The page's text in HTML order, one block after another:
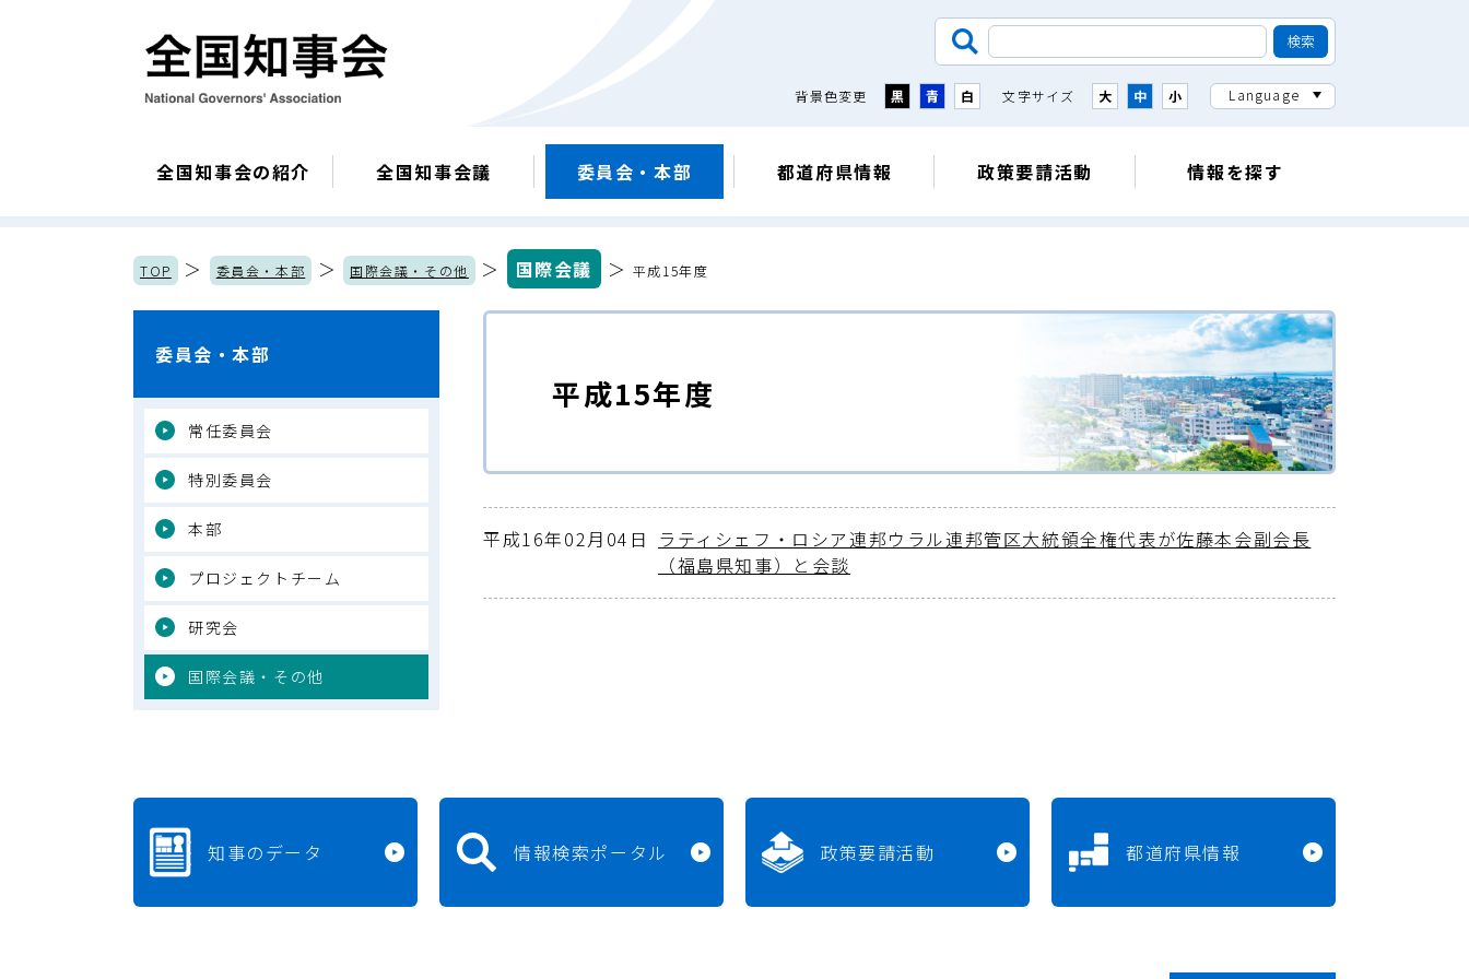
背景色変更 黒 青 白 文字サイズ 大 中 小 Language
全国知事会の紹介 全国知事会議 委員会・本部 都道府県情報 政策要請活動 情報を探す
TOP ＞ 委員会・本部 ＞ 国際会議・その他 ＞ 国際会議 ＞ 平成15年度
平成15年度
平成16年02月04日 ラティシェフ・ロシア連邦ウラル連邦管区大統領全権代表が佐藤本会副会長
（福島県知事）と会談
委員会・本部
常任委員会
特別委員会
本部
プロジェクトチーム
研究会
国際会議・その他
知事のデータ 情報検索ポータル 政策要請活動 都道府県情報